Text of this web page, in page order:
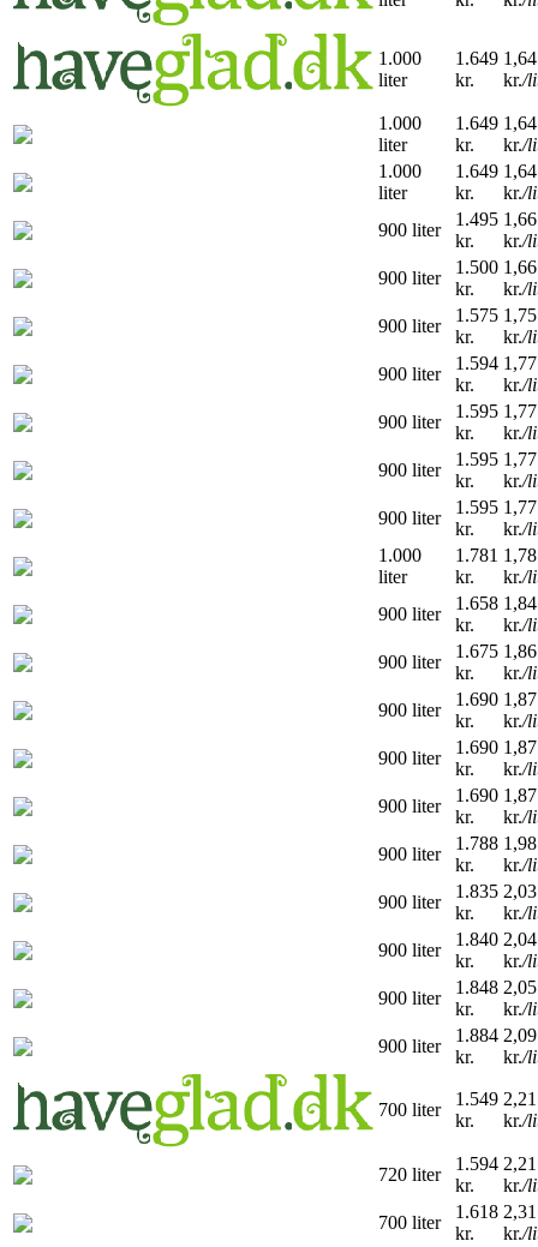
1.000
liter
1.649
kr.
1,64
kr./
1.000
liter
1.649
kr.
1,64
kr./
1.000
liter
1.649
kr.
1,64
kr./
900 liter
1.495
kr.
1,66
kr./
900 liter
1.500
kr.
1,66
kr./
900 liter
1.575
kr.
1,75
kr./
900 liter
1.594
kr.
1,77
kr./
900 liter
1.595
kr.
1,77
kr./
900 liter
1.595
kr.
1,77
kr./
900 liter
1.595
kr.
1,77
kr./
1.000
liter
1.781
kr.
1,78
kr./
900 liter
1.658
kr.
1,84
kr./
900 liter
1.675
kr.
1,86
kr./
900 liter
1.690
kr.
1,87
kr./
900 liter
1.690
kr.
1,87
kr./
900 liter
1.690
kr.
1,87
kr./
900 liter
1.788
kr.
1,98
kr./
900 liter
1.835
kr.
2,03
kr./
900 liter
1.840
kr.
2,04
kr./
900 liter
1.848
kr.
2,05
kr./
900 liter
1.884
kr.
2,09
kr./
700 liter
1.549
kr.
2,21
kr./
720 liter
1.594
kr.
2,21
kr./
700 liter
1.618
kr.
2,31
kr./